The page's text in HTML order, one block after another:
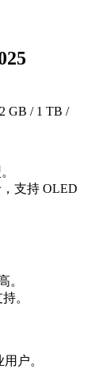
GB / 1 TB /
支持 OLED
。
。
户。